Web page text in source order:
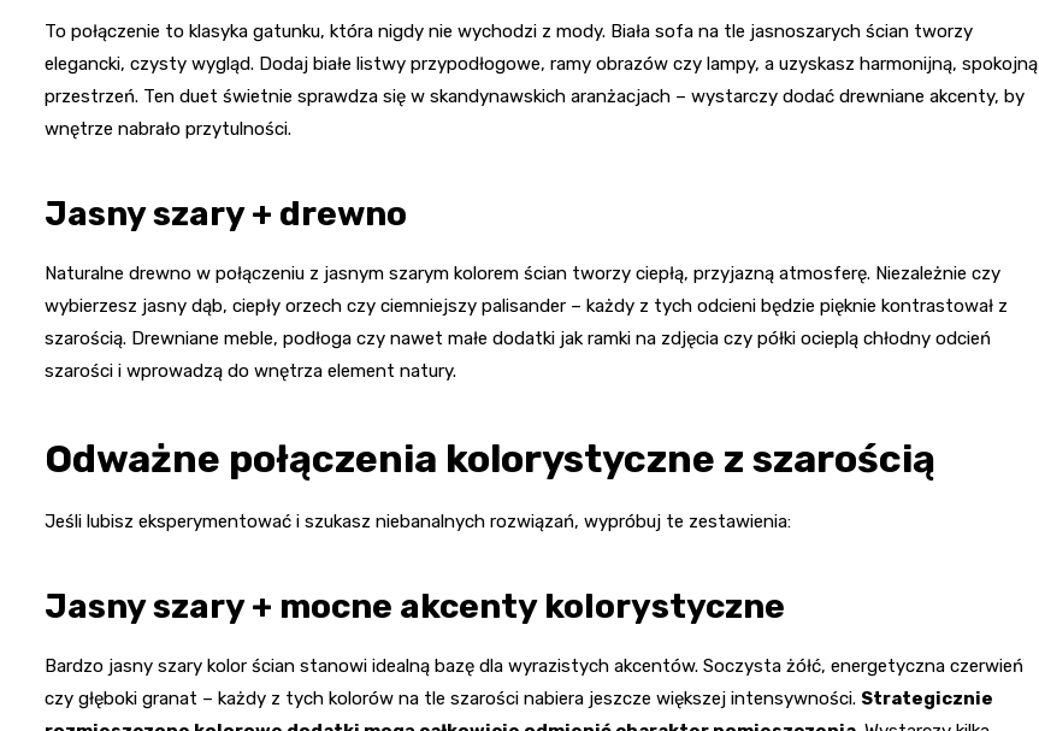
To połączenie to klasyka gatunku, która nigdy nie wychodzi z mody. Biała sofa na tle jasnoszarych ścian tworzy
elegancki, czysty wygląd. Dodaj białe listwy przypodłogowe, ramy obrazów czy lampy, a uzyskasz harmonijną, spokojną
przestrzeń. Ten duet świetnie sprawdza się w skandynawskich aranżacjach – wystarczy dodać drewniane akcenty, by
wnętrze nabrało przytulności.
Jasny szary + drewno
Naturalne drewno w połączeniu z jasnym szarym kolorem ścian tworzy ciepłą, przyjazną atmosferę. Niezależnie czy
wybierzesz jasny dąb, ciepły orzech czy ciemniejszy palisander – każdy z tych odcieni będzie pięknie kontrastował z
szarością. Drewniane meble, podłoga czy nawet małe dodatki jak ramki na zdjęcia czy półki ocieplą chłodny odcień
szarości i wprowadzą do wnętrza element natury.
Odważne połączenia kolorystyczne z szarością
Jeśli lubisz eksperymentować i szukasz niebanalnych rozwiązań, wypróbuj te zestawienia:
Jasny szary + mocne akcenty kolorystyczne
Bardzo jasny szary kolor ścian stanowi idealną bazę dla wyrazistych akcentów. Soczysta żółć, energetyczna czerwień
czy głęboki granat – każdy z tych kolorów na tle szarości nabiera jeszcze większej intensywności. Strategicznie